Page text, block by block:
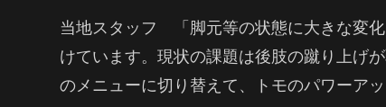
当地スタッフ 「脚元等の状態に大きな変
けています。現状の課題は後肢の蹴り上げ
のメニューに切り替えて、トモのパワーア